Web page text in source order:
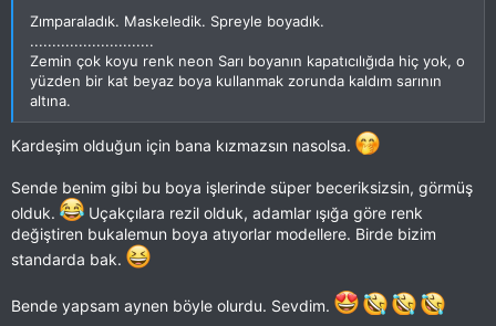
Zımparaladık. Maskeledik. Spreyle boyadık.
............................
Zemin çok koyu renk neon Sarı boyanın kapatıcılığıda hiç yok, o
yüzden bir kat beyaz boya kullanmak zorunda kaldım sarının
altına.
Kardeşim olduğun için bana kızmazsın nasolsa.
Sende benim gibi bu boya işlerinde süper beceriksizsin, görmüş
olduk.
Uçakçılara rezil olduk, adamlar ışığa göre renk
değiştiren bukalemun boya atıyorlar modellere. Birde bizim
standarda bak.
Bende yapsam aynen böyle olurdu. Sevdim.